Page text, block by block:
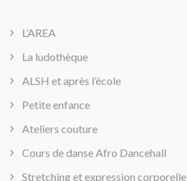
L’AREA
La ludothèque
ALSH et après l’école
Petite enfance
Ateliers couture
Cours de danse Afro Dancehall
Stretching et expression corporelle